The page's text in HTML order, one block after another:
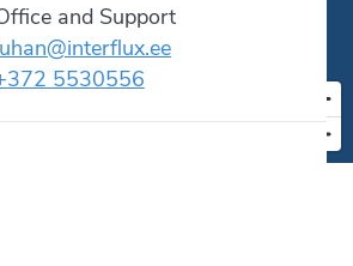
and Support
5530556